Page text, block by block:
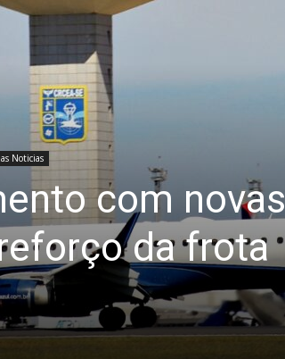
Noticias
com novas
da frota